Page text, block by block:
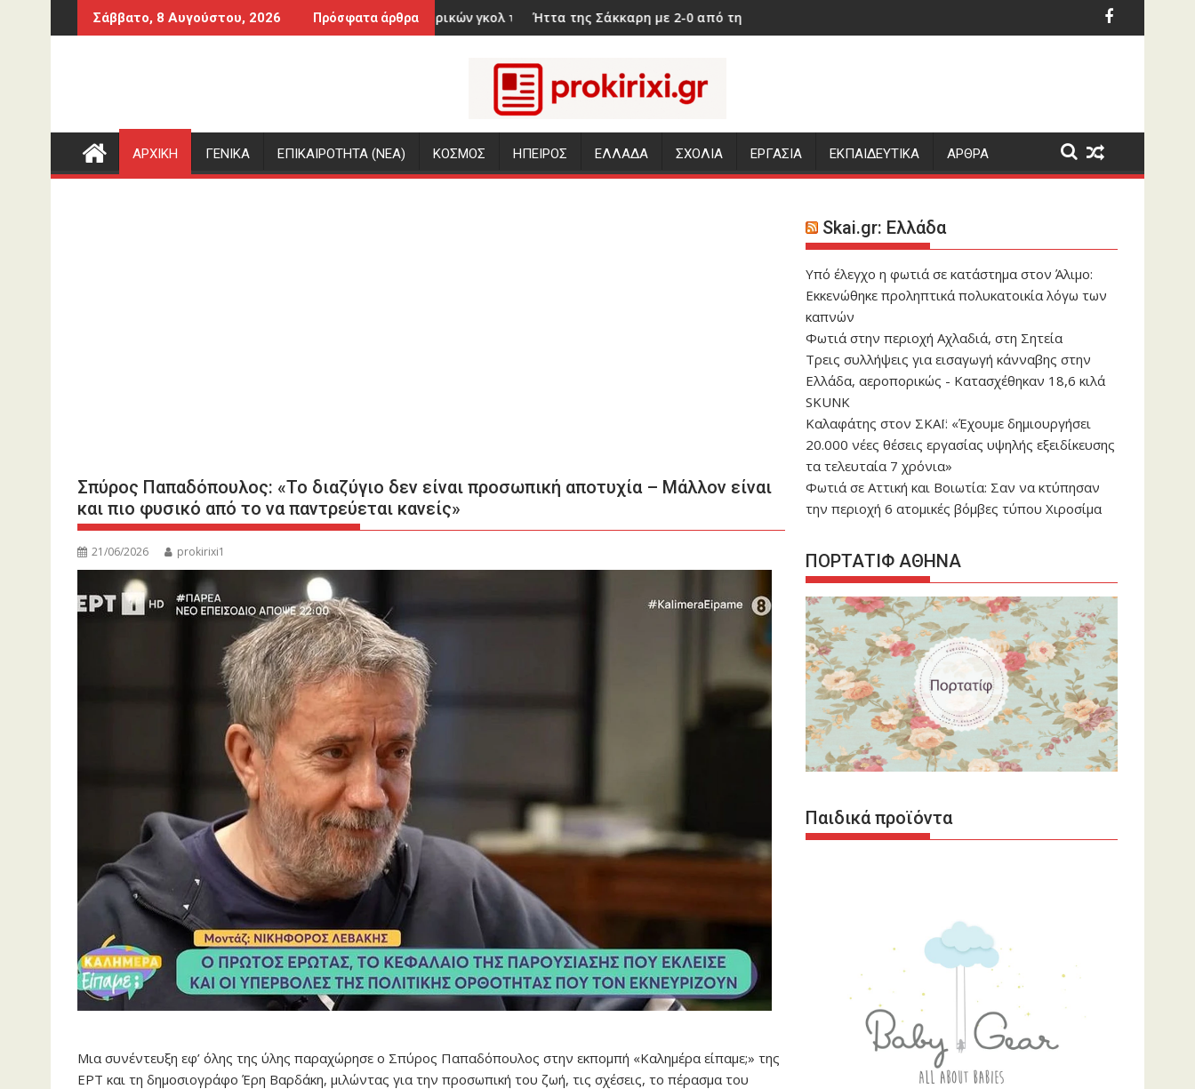
Περάστε
στο
Σάββατο, 8 Αυγούστου, 2026 Πρόσφατα άρθρα
σήμερα 8 ΑυγούστουΔημοπρατείται η μπάλα των ιστορικών γκολ του Μαραντόνα επί της Αγγλίας στο Μουντιάλ 1986
Ήττα της Σάκκαρη με 2-0 από την Γκοφ και αποκλεισμός στο ΤορόντοΟρκίστηκε πρόεδρος της Κολομβίας ο Αμπελάρδο ντε λα
Κίνηση-
ΑΡΧΙΚΗ ΓΕΝΙΚΑ ΕΠΙΚΑΙΡΟΤΗΤΑ (ΝΕΑ) ΚΟΣΜΟΣ ΗΠΕΙΡΟΣ ΕΛΛΑΔΑ ΣΧΟΛΙΑ ΕΡΓΑΣΙΑ ΕΚΠΑΙΔΕΥΤΙΚΑ ΑΡΘΡΑ
Σπύρος Παπαδόπουλος: «Το διαζύγιο δεν είναι προσωπική αποτυχία – Μάλλον είναι
και πιο φυσικό από το να παντρεύεται κανείς»
21/06/2026 prokirixi1
Μια συνέντευξη εφ’ όλης της ύλης παραχώρησε ο Σπύρος Παπαδόπουλος στην εκπομπή «Καλημέρα είπαμε;» της
ΕΡΤ και τη δημοσιογράφο Έρη Βαρδάκη, μιλώντας για την προσωπική του ζωή, τις σχέσεις, το πέρασμα του
Skai.gr: Ελλάδα
Yπό έλεγχο η φωτιά σε κατάστημα στον Άλιμο:
Εκκενώθηκε προληπτικά πολυκατοικία λόγω των
καπνών
Φωτιά στην περιοχή Αχλαδιά, στη Σητεία
Τρεις συλλήψεις για εισαγωγή κάνναβης στην
Ελλάδα, αεροπορικώς - Κατασχέθηκαν 18,6 κιλά
SKUNK
Καλαφάτης στον ΣΚΑΪ: «Έχουμε δημιουργήσει
20.000 νέες θέσεις εργασίας υψηλής εξειδίκευσης
τα τελευταία 7 χρόνια»
Φωτιά σε Αττική και Βοιωτία: Σαν να κτύπησαν
την περιοχή 6 ατομικές βόμβες τύπου Χιροσίμα
ΠΟΡΤΑΤΙΦ ΑΘΗΝΑ
Παιδικά προϊόντα